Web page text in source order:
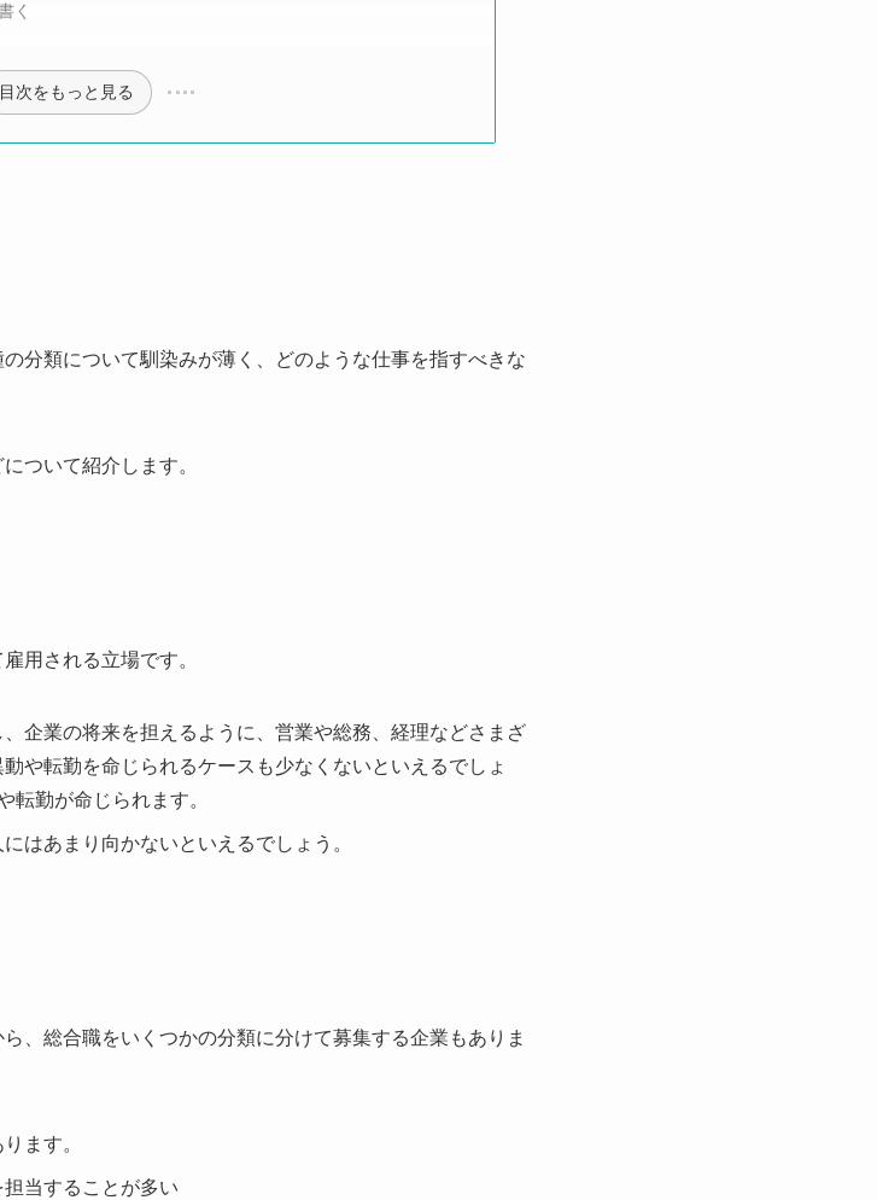
く
目次をもっと見る
分類について馴染みが薄く、どのような仕事を指すべきな
ついて紹介します。
用される立場です。
企業の将来を担えるように、営業や総務、経理などさまざ
や転勤を命じられるケースも少なくないといえるでしょ
転勤が命じられます。
はあまり向かないといえるでしょう。
、総合職をいくつかの分類に分けて募集する企業もありま
ます。
当することが多い